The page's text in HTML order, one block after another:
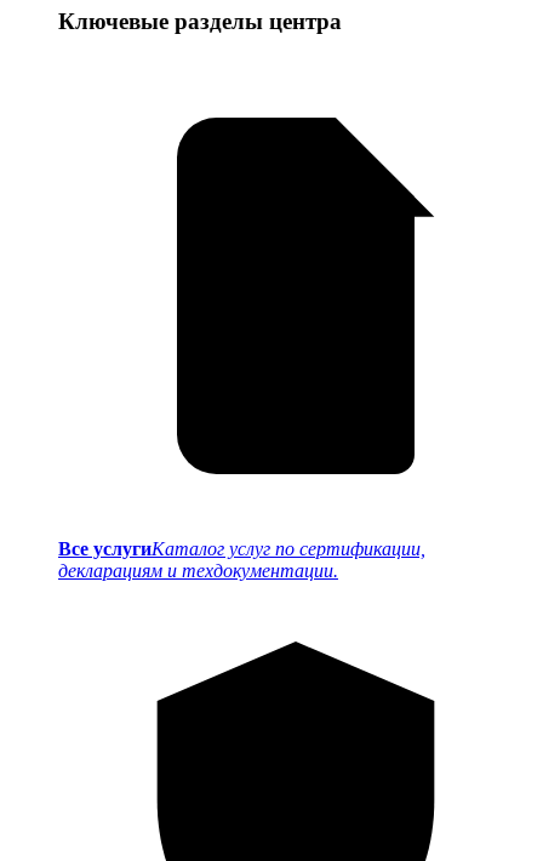
Ключевые разделы центра
Все услугиКаталог услуг по сертификации,
декларациям и техдокументации.